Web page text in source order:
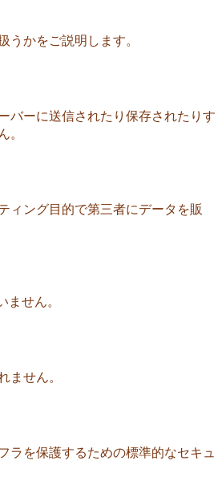
かをご説明します。
バーに送信されたり保存されたりす
ィング目的で第三者にデータを販
せん。
せん。
ラを保護するための標準的なセキュ